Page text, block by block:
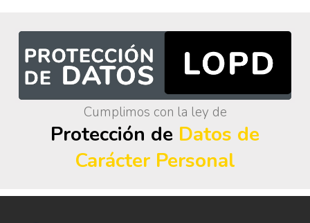
TECLADO SUBBLIM + MOUSE USB BLANCO
12,10 €
AÑADIR
Cumplimos con la ley de
Protección de Datos de
Carácter Personal